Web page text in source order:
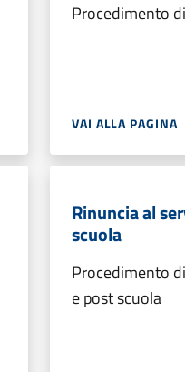
Procedimento
VAI ALLA PAGINA
Rinuncia al
scuola
Procedimento
e post scuola